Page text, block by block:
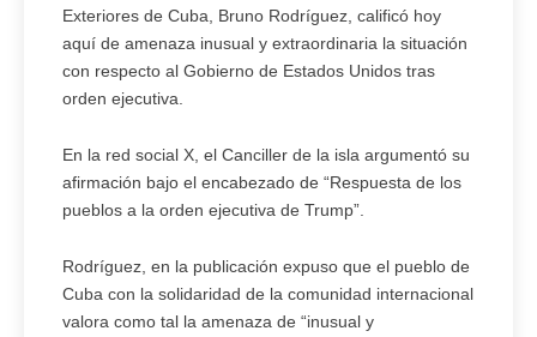
Exteriores de Cuba, Bruno Rodríguez, calificó hoy
aquí de amenaza inusual y extraordinaria la situación
con respecto al Gobierno de Estados Unidos tras
orden ejecutiva.
En la red social X, el Canciller de la isla argumentó su
afirmación bajo el encabezado de “Respuesta de los
pueblos a la orden ejecutiva de Trump”.
Rodríguez, en la publicación expuso que el pueblo de
Cuba con la solidaridad de la comunidad internacional
valora como tal la amenaza de “inusual y